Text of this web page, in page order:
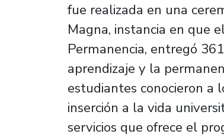
fue realizada en una
Magna, instancia en que
Permanencia, entregó
aprendizaje y la
estudiantes conocieron a
inserción a la vida
servicios que ofrece el